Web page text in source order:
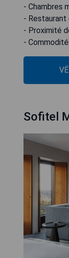
- Chambres
- Restaurant
- Proximité
-
Sofitel